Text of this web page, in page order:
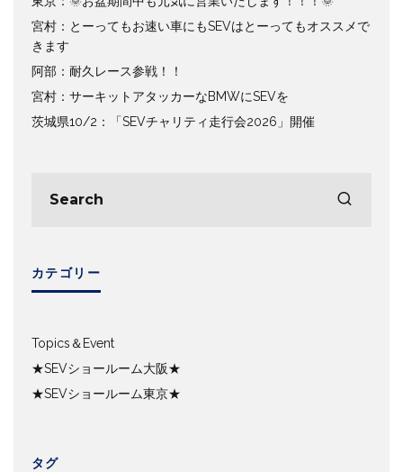
宮村：とーってもお速い車にもSEVはとーってもオススメで
きます
阿部：耐久レース参戦！！
宮村：サーキットアタッカーなBMWにSEVを
茨城県10/2：「SEVチャリティ走行会2026」開催
カテゴリー
Topics＆Event
★SEVショールーム大阪★
★SEVショールーム東京★
タグ